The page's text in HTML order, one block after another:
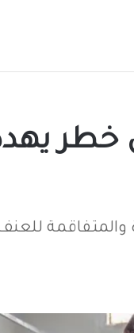
خطر
والمتفاقمة